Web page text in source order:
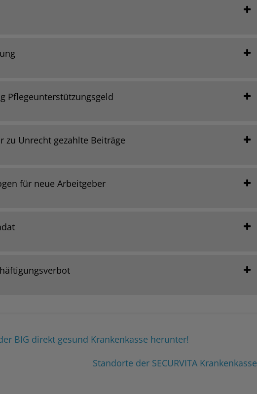
Pflegeunterstützungsgeld
zu Unrecht gezahlte Beiträge
für neue Arbeitgeber
BIG direkt gesund Krankenkasse herunter!
Standorte der SECURVITA Krankenkasse